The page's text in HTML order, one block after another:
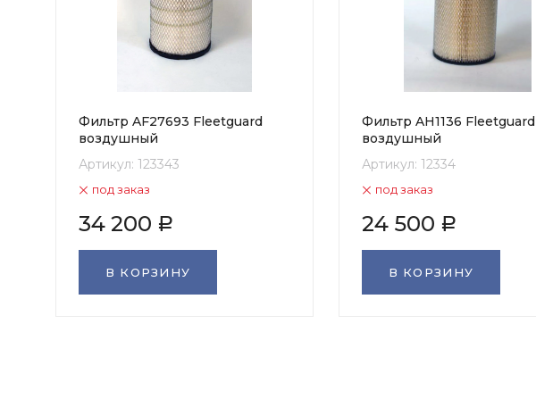
Фильтр AF27693 Fleetguard
воздушный
Артикул: 123343
под заказ
34 200 Р
В КОРЗИНУ
Фильтр AH1136 Fleetguard
воздушный
Артикул: 12334
под заказ
24 500 Р
В КОРЗИНУ